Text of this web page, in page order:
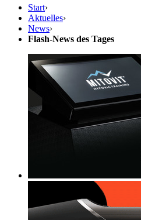
Start›
Aktuelles›
News›
Flash-News des Tages